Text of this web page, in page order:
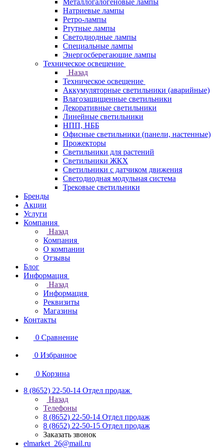
Натриевые лампы
Ретро-лампы
Ртутные лампы
Светодиодные лампы
Специальные лампы
Энергосберегающие лампы
Техническое освещение
Назад
Техническое освещение
Аккумуляторные светильники (аварийные)
Влагозащищенные светильники
Декоративные светильники
Линейные светильники
НПП, НББ
Офисные светильники (панели, настенные)
Прожекторы
Светильники для растений
Светильники ЖКХ
Светильники с датчиком движения
Светодиодная модульная система
Трековые светильники
Бренды
Акции
Услуги
Компания
Назад
Компания
О компании
Отзывы
Блог
Информация
Назад
Информация
Реквизиты
Магазины
Контакты
0 Сравнение
0 Избранное
0 Корзина
8 (8652) 22-50-14 Отдел продаж
Назад
Телефоны
8 (8652) 22-50-14 Отдел продаж
8 (8652) 22-50-15 Отдел продаж
Заказать звонок
elmarket_26@mail.ru